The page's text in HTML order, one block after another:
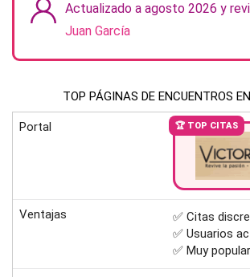
Actualizado a agosto 2026 y
Juan García
TOP PÁGINAS DE ENCUENTROS
Portal 🏆 TOP CITAS
Ventajas
✅ Citas
✅ Usuarios
✅ Muy popular